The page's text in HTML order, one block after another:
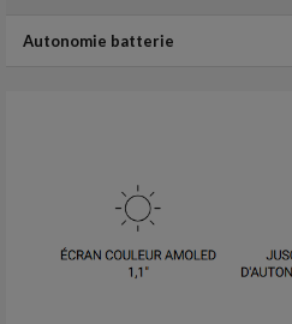
Autonomie batterie